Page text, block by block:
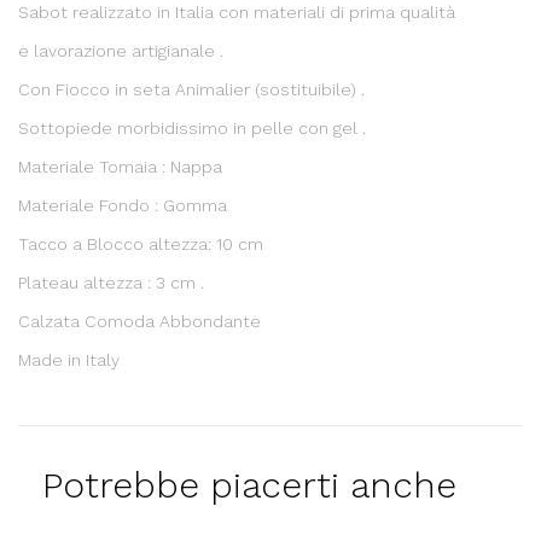
Sabot realizzato in Italia con materiali di prima qualità
e lavorazione artigianale .
Con Fiocco in seta Animalier (sostituibile) .
Sottopiede morbidissimo in pelle con gel .
Materiale Tomaia : Nappa
Materiale Fondo : Gomma
Tacco a Blocco altezza: 10 cm
Plateau altezza : 3 cm .
Calzata Comoda Abbondante
Made in Italy
Potrebbe piacerti anche